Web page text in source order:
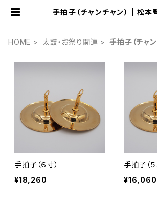
手拍子（チャンチャン） | 松本
HOME 太鼓・お祭り関連 手拍子（チャン
手拍子（６寸）
¥18,260
手拍子（５
¥16,060